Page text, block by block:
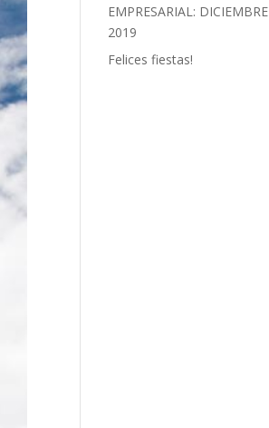
EMPRESARIAL: DICIEMBRE
2019
Felices fiestas!